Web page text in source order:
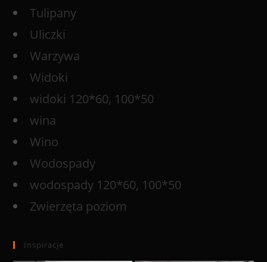
Tulipany
Uliczki
Warzywa
Widoki
widoki 120*60, 100*50
wina
Wino
Wodospady
wodospady 120*60, 100*50
Zwierzęta poziom
Inspiracje